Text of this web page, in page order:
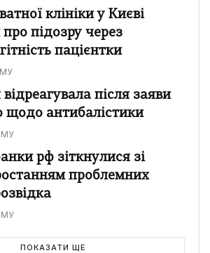
клініки у Києві
підозру через
пацієнтки
відреагувала після заяви
щодо антибалістики
рф зіткнулися зі
проблемних
ПОКАЗАТИ ЩЕ